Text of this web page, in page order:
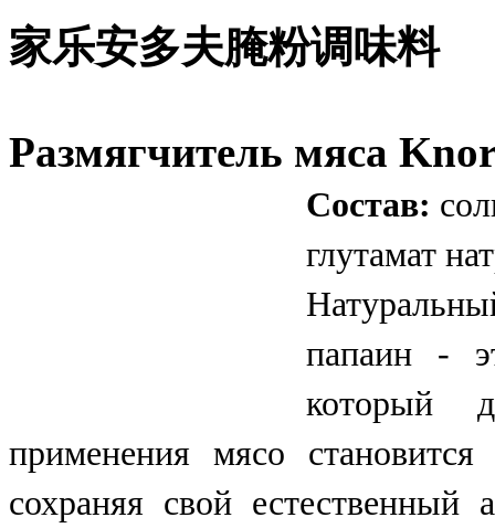
家乐安多夫腌粉调味料
Размягчитель мяса
Состав:
глутамат
папаин -
который
применения мясо
сохраняя свой